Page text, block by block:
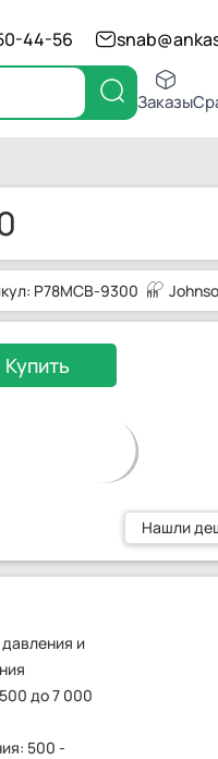
44-56
Заказы
P78MCB-9300
Купить
Нашли
и
до 7 000
500 -